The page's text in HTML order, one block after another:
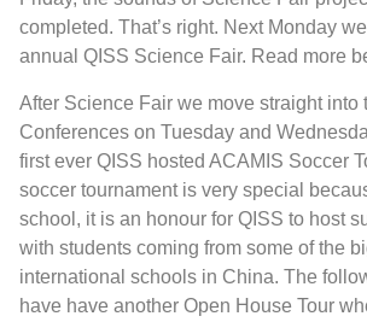
completed. That’s right. Next Monday
annual QISS Science Fair. Read more
After Science Fair we move straight into
Conferences on Tuesday and
first ever QISS hosted ACAMIS Soccer
soccer tournament is very special
school, it is an honour for QISS to host
with students coming from some of the
international schools in China. The
have have another Open House Tour